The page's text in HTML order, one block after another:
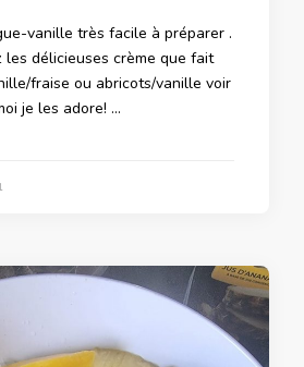
vanille très facile à préparer .
les délicieuses crème que fait
fraise ou abricots/vanille voir
je les adore! …